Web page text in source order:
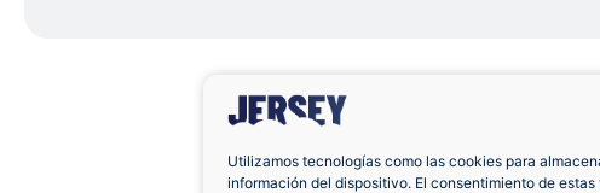
Utilizamos tecnologías como las cookies para
información del dispositivo. El consentimiento de